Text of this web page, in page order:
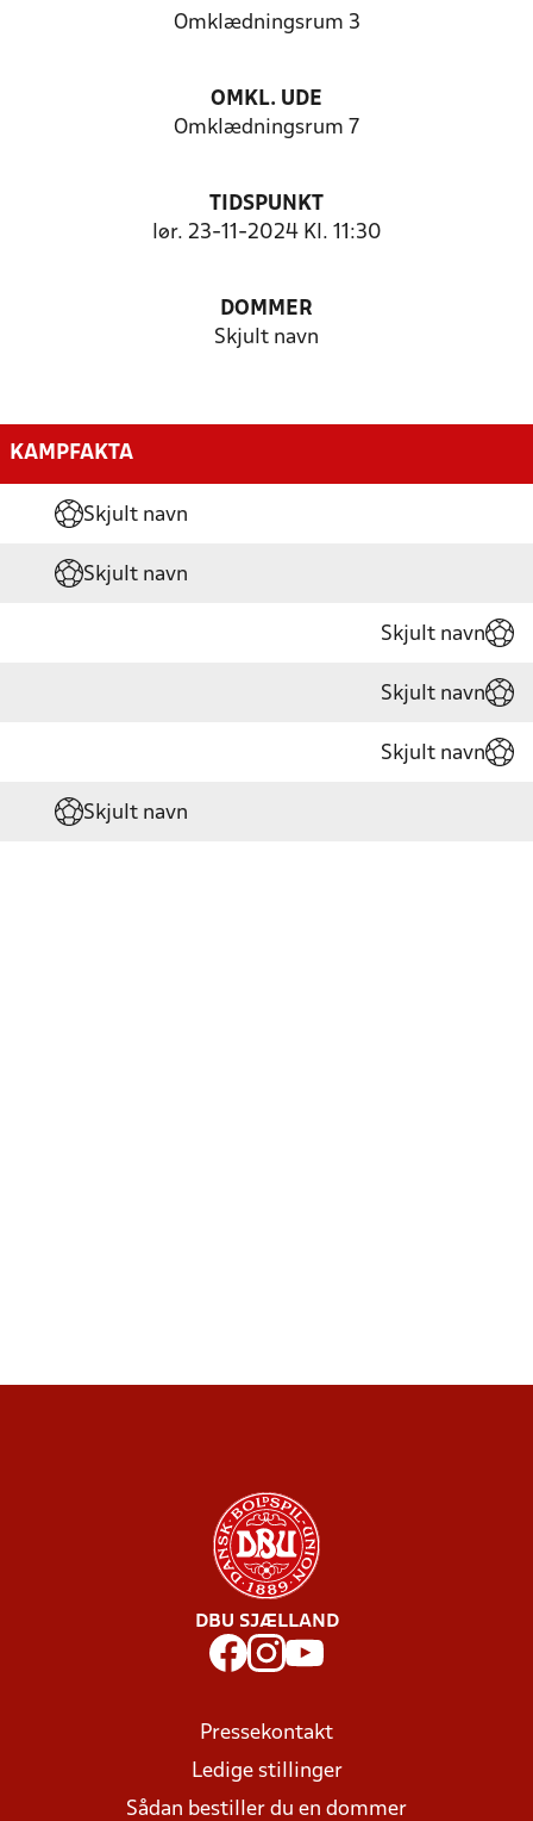
Omklædningsrum 3
OMKL. UDE
Omklædningsrum 7
TIDSPUNKT
lør. 23-11-2024 Kl. 11:30
DOMMER
Skjult navn
KAMPFAKTA
Skjult navn
Skjult navn
Skjult navn
Skjult navn
Skjult navn
Skjult navn
DBU SJÆLLAND
Pressekontakt
Ledige stillinger
Sådan bestiller du en dommer